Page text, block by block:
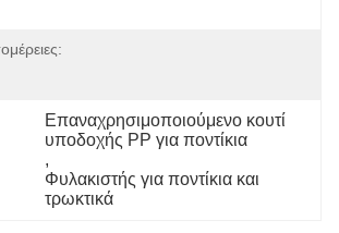
Επαναχρησιμοποιούμενο κουτί
υποδοχής PP για ποντίκια
,
Φυλακιστής για ποντίκια και
τρωκτικά